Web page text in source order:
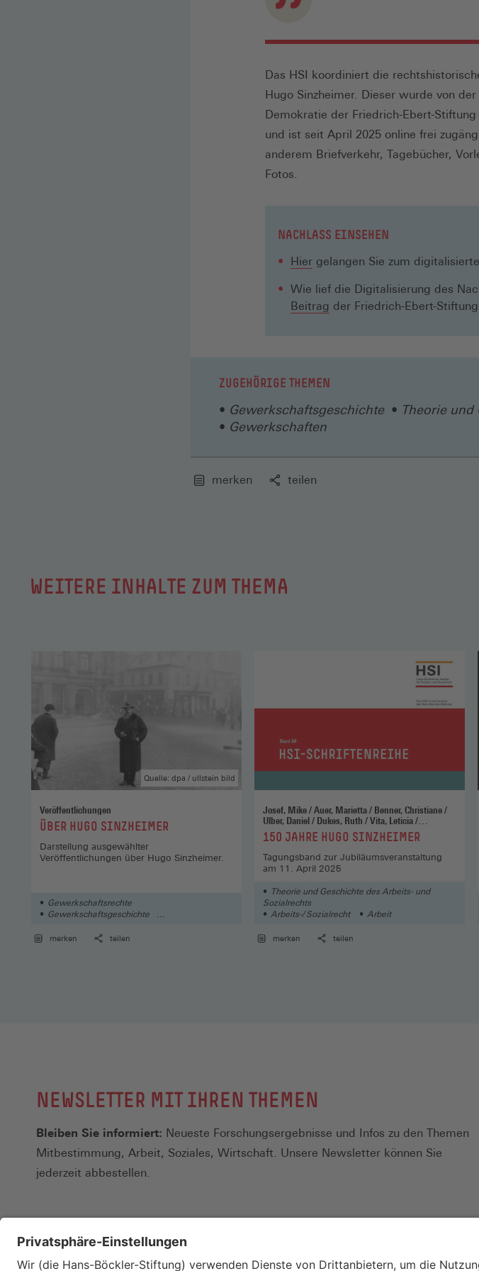
Das HSI koordiniert die
Hugo Sinzheimer. Dieser wurde von
Demokratie der Friedrich-Ebert-
und ist seit April 2025 online frei
anderem Briefverkehr, Tagebücher,
Fotos.
NACHLASS EINSEHEN
Hier(Öffnet
einem
neuen
gelangen Sie zum
Wie lief die Digitalisierung des
Beitrag (Öffnet
der Friedrich-Ebert-Stiftung.
ZUGEHÖRIGE THEMEN
Gewerkschaftsgeschichte
Theorie und
Gewerkschaften
merken teilen
WEITERE INHALTE ZUM THEMA
Veröffentlichungen
:ÜBER HUGO SINZHEIMER
Quelle: dpa / ullstein bild
Darstellung ausgewählter
Veröffentlichungen über Hugo Sinzheimer.
Gewerkschaftsrechte
Gewerkschaftsgeschichte
Sozialrechts
merken teilen
Josef, Mike / Auer, Marietta / Benner, Christiane /
Ulber, Daniel / Dukes, Ruth / Vita, Leticia /
Takahashi, Kenji
:150 JAHRE HUGO SINZHEIMER
Tagungsband zur Jubiläumsveranstaltung
am 11. April 2025
Theorie und Geschichte des Arbeits- und
Sozialrechts
Arbeits-/ Sozialrecht
Arbeit
merken teilen
NEWSLETTER MIT IHREN THEMEN
Bleiben Sie informiert: Neueste Forschungsergebnisse und Infos zu den Themen
Mitbestimmung, Arbeit, Soziales, Wirtschaft. Unsere Newsletter können Sie
jederzeit abbestellen.